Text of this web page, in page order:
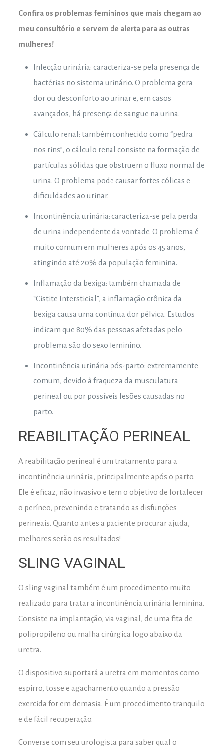
Confira os problemas femininos que mais chegam ao
meu consultório e servem de alerta para as outras
mulheres!
Infecção urinária: caracteriza-se pela presença de
bactérias no sistema urinário. O problema gera
dor ou desconforto ao urinar e, em casos
avançados, há presença de sangue na urina.
Cálculo renal: também conhecido como “pedra
nos rins”, o cálculo renal consiste na formação de
partículas sólidas que obstruem o fluxo normal de
urina. O problema pode causar fortes cólicas e
dificuldades ao urinar.
Incontinência urinária: caracteriza-se pela perda
de urina independente da vontade. O problema é
muito comum em mulheres após os 45 anos,
atingindo até 20% da população feminina.
Inflamação da bexiga: também chamada de
“Cistite Intersticial”, a inflamação crônica da
bexiga causa uma contínua dor pélvica. Estudos
indicam que 80% das pessoas afetadas pelo
problema são do sexo feminino.
Incontinência urinária pós-parto: extremamente
comum, devido à fraqueza da musculatura
perineal ou por possíveis lesões causadas no
parto.
REABILITAÇÃO PERINEAL
A reabilitação perineal é um tratamento para a
incontinência urinária, principalmente após o parto.
Ele é eficaz, não invasivo e tem o objetivo de fortalecer
o períneo, prevenindo e tratando as disfunções
perineais. Quanto antes a paciente procurar ajuda,
melhores serão os resultados!
SLING VAGINAL
O sling vaginal também é um procedimento muito
realizado para tratar a incontinência urinária feminina.
Consiste na implantação, via vaginal, de uma fita de
polipropileno ou malha cirúrgica logo abaixo da
uretra.
O dispositivo suportará a uretra em momentos como
espirro, tosse e agachamento quando a pressão
exercida for em demasia. É um procedimento tranquilo
e de fácil recuperação.
Converse com seu urologista para saber qual o